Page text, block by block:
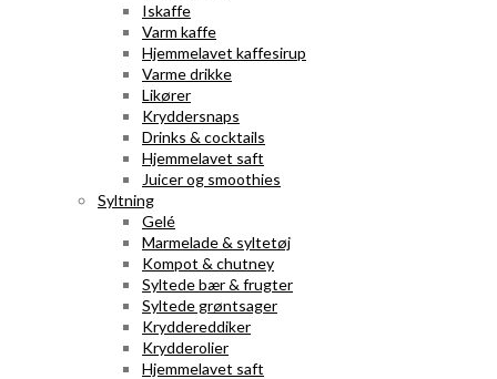
Iskaffe
Varm kaffe
Hjemmelavet kaffesirup
Varme drikke
Likører
Kryddersnaps
Drinks & cocktails
Hjemmelavet saft
Juicer og smoothies
Syltning
Gelé
Marmelade & syltetøj
Kompot & chutney
Syltede bær & frugter
Syltede grøntsager
Kryddereddiker
Krydderolier
Hjemmelavet saft